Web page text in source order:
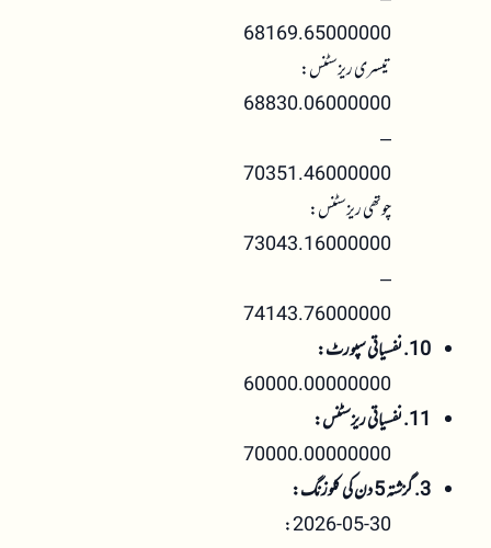
68169.65000000
تیسری ریزسٹنس:
68830.06000000
–
70351.46000000
چوتھی ریزسٹنس:
73043.16000000
–
74143.76000000
10. نفسیاتی سپورٹ:
60000.00000000
11. نفسیاتی ریزسٹنس:
70000.00000000
3. گزشتہ 5 دن کی کلوزنگ:
2026-05-30: